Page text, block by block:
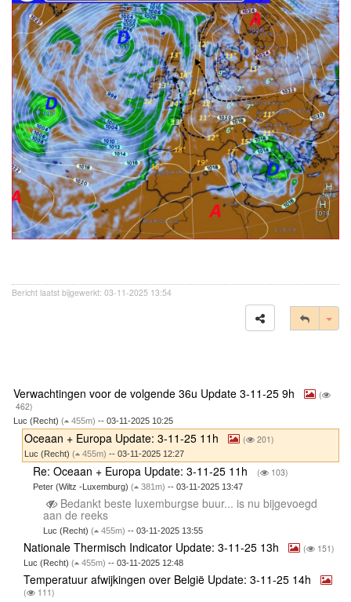
Bericht laatst bijgewerkt: 03-11-2025 13:54
Verwachtingen voor de volgende 36u Update 3-11-25 9h
(
462)
Luc (Recht) ( 455m) -- 03-11-2025 10:25
Oceaan + Europa Update: 3-11-25 11h ( 201)
Luc (Recht) ( 455m) -- 03-11-2025 12:27
Re: Oceaan + Europa Update: 3-11-25 11h ( 103)
Peter (Wiltz -Luxemburg)( 381m) -- 03-11-2025 13:47
Bedankt beste luxemburgse buur... is nu bijgevoegd
aan de reeks
Luc (Recht) ( 455m) -- 03-11-2025 13:55
Nationale Thermisch Indicator Update: 3-11-25 13h ( 151)
Luc (Recht) ( 455m) -- 03-11-2025 12:48
Temperatuur afwijkingen over België Update: 3-11-25 14h
( 111)